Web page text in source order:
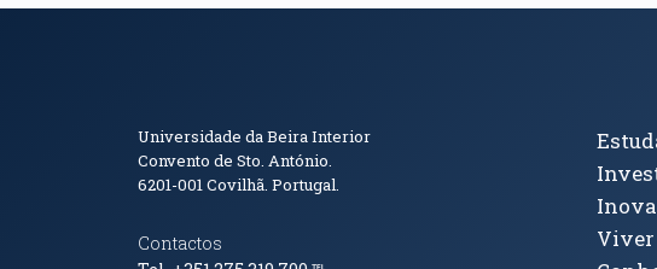
Informações de Contacto
Universidade da Beira Interior
Convento de Sto. António.
6201-001Covilhã. Portugal.
Contactos
Viver